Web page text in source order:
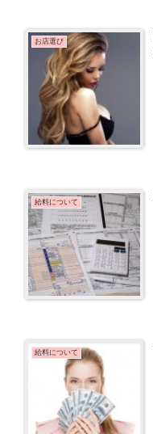
お店選び
給料について
給料について